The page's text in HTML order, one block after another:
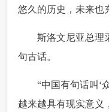
悠久的历史，未来也
斯洛文尼亚总理采
句古话。
“中国有句话叫‘众
越来越具有现实意义